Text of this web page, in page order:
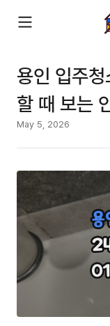
용인 입주
할 때 보는
May 5, 2026